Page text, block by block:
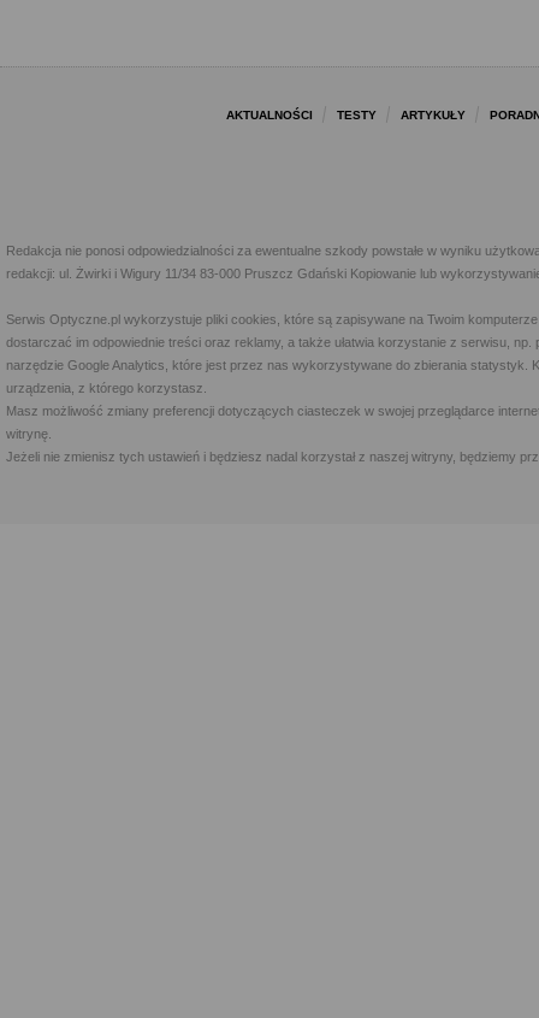
AKTUALNOŚCI TESTY ARTYKUŁY
Redakcja nie ponosi odpowiedzialności za ewentualne szkody powstałe w wyniku
redakcji: ul. Żwirki i Wigury 11/34 83-000 Pruszcz Gdański Kopiowanie lub
Serwis Optyczne.pl wykorzystuje pliki cookies, które są zapisywane na Twoim
dostarczać im odpowiednie treści oraz reklamy, a także ułatwia korzystanie z serwisu,
narzędzie Google Analytics, które jest przez nas wykorzystywane do zbierania statystyk.
urządzenia, z którego korzystasz.
Masz możliwość zmiany preferencji dotyczących ciasteczek w swojej przeglądarce
witrynę.
Jeżeli nie zmienisz tych ustawień i będziesz nadal korzystał z naszej witryny, będziemy